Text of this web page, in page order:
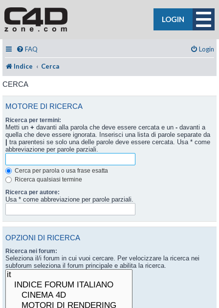
LOGIN
FAQ Login
Indice Cerca
CERCA
MOTORE DI RICERCA
Ricerca per termini:
Metti un + davanti alla parola che deve essere cercata e un - davanti a
quella che deve essere ignorata. Inserisci una lista di parole separate da
| tra parentesi se solo una delle parole deve essere cercata. Usa * come
abbreviazione per parole parziali.
Cerca per parola o usa frase esatta
Ricerca qualsiasi termine
Ricerca per autore:
Usa * come abbreviazione per parole parziali.
OPZIONI DI RICERCA
Ricerca nei forum:
Seleziona il/i forum in cui vuoi cercare. Per velocizzare la ricerca nei
subforum seleziona il forum principale e abilita la ricerca.